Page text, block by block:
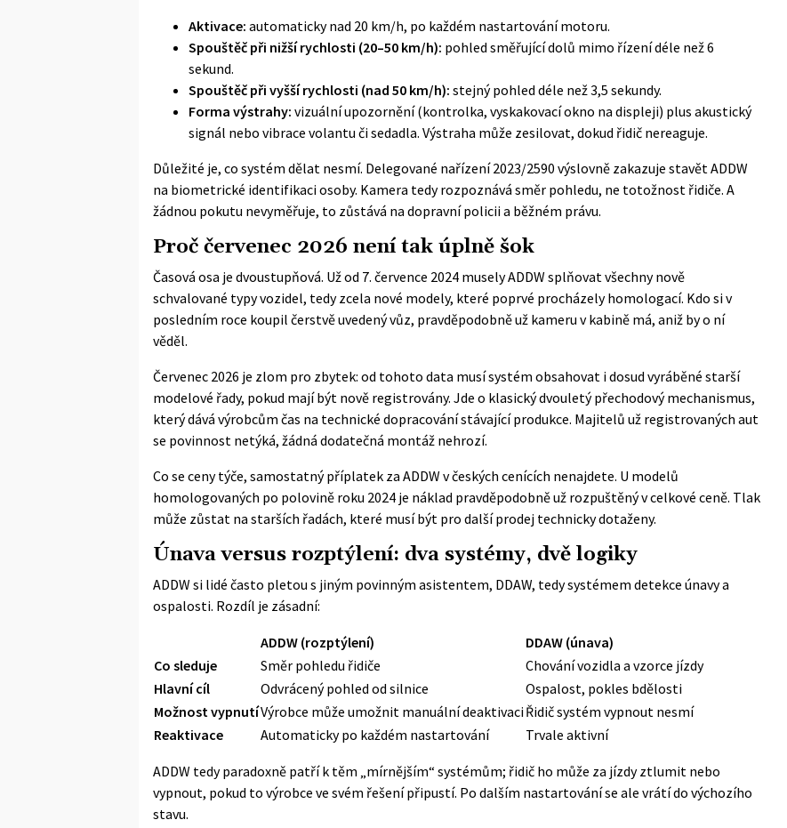
Aktivace: automaticky nad 20 km/h, po každém nastartování motoru.
Spouštěč při nižší rychlosti (20–50 km/h): pohled směřující dolů mimo řízení déle než 6
sekund.
Spouštěč při vyšší rychlosti (nad 50 km/h): stejný pohled déle než 3,5 sekundy.
Forma výstrahy: vizuální upozornění (kontrolka, vyskakovací okno na displeji) plus akustický
signál nebo vibrace volantu či sedadla. Výstraha může zesilovat, dokud řidič nereaguje.
Důležité je, co systém dělat nesmí. Delegované nařízení 2023/2590 výslovně zakazuje stavět ADDW
na biometrické identifikaci osoby. Kamera tedy rozpoznává směr pohledu, ne totožnost řidiče. A
žádnou pokutu nevyměřuje, to zůstává na dopravní policii a běžném právu.
Proč červenec 2026 není tak úplně šok
Časová osa je dvoustupňová. Už od 7. července 2024 musely ADDW splňovat všechny nově
schvalované typy vozidel, tedy zcela nové modely, které poprvé procházely homologací. Kdo si v
posledním roce koupil čerstvě uvedený vůz, pravděpodobně už kameru v kabině má, aniž by o ní
věděl.
Červenec 2026 je zlom pro zbytek: od tohoto data musí systém obsahovat i dosud vyráběné starší
modelové řady, pokud mají být nově registrovány. Jde o klasický dvouletý přechodový mechanismus,
který dává výrobcům čas na technické dopracování stávající produkce. Majitelů už registrovaných aut
se povinnost netýká, žádná dodatečná montáž nehrozí.
Co se ceny týče, samostatný příplatek za ADDW v českých cenících nenajdete. U modelů
homologovaných po polovině roku 2024 je náklad pravděpodobně už rozpuštěný v celkové ceně. Tlak
může zůstat na starších řadách, které musí být pro další prodej technicky dotaženy.
Únava versus rozptýlení: dva systémy, dvě logiky
ADDW si lidé často pletou s jiným povinným asistentem, DDAW, tedy systémem detekce únavy a
ospalosti. Rozdíl je zásadní:
ADDW (rozptýlení)
DDAW (únava)
Co sleduje
Směr pohledu řidiče
Chování vozidla a vzorce jízdy
Hlavní cíl
Odvrácený pohled od silnice
Ospalost, pokles bdělosti
Možnost vypnutíVýrobce může umožnit manuální deaktivaciŘidič systém vypnout nesmí
Reaktivace
Automaticky po každém nastartování Trvale aktivní
ADDW tedy paradoxně patří k těm „mírnějším“ systémům; řidič ho může za jízdy ztlumit nebo
vypnout, pokud to výrobce ve svém řešení připustí. Po dalším nastartování se ale vrátí do výchozího
stavu.